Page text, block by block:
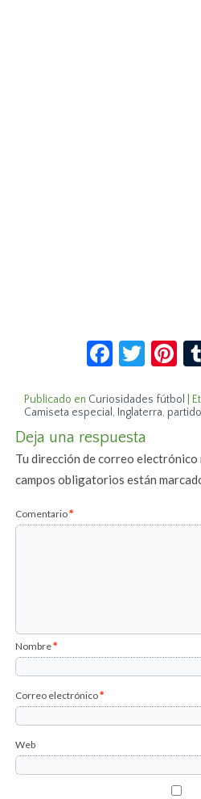
Publicado en Curiosidades fútbol
Camiseta especial , Inglaterra,
Deja una respuesta
Tu dirección de correo electrónico
campos obligatorios están
Comentario*
Nombre*
Correo electrónico*
Web